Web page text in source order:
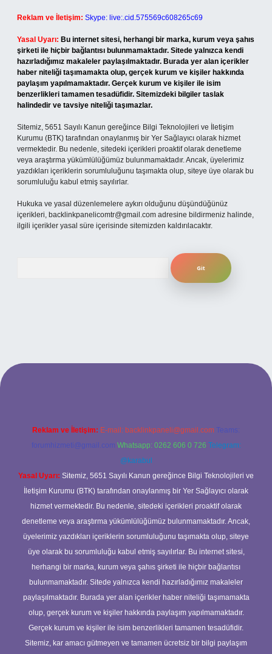
Reklam ve İletişim: Skype: live:.cid.575569c608265c69
Yasal Uyarı: Bu internet sitesi, herhangi bir marka, kurum veya şahıs
şirketi ile hiçbir bağlantısı bulunmamaktadır. Sitede yalnızca kendi
hazırladığımız makaleler paylaşılmaktadır. Burada yer alan içerikler
haber niteliği taşımamakta olup, gerçek kurum ve kişiler hakkında
paylaşım yapılmamaktadır. Gerçek kurum ve kişiler ile isim
benzerlikleri tamamen tesadüfidir. Sitemizdeki bilgiler taslak
halindedir ve tavsiye niteliği taşımazlar.
Sitemiz, 5651 Sayılı Kanun gereğince Bilgi Teknolojileri ve İletişim
Kurumu (BTK) tarafından onaylanmış bir Yer Sağlayıcı olarak hizmet
vermektedir. Bu nedenle, sitedeki içerikleri proaktif olarak denetleme
veya araştırma yükümlülüğümüz bulunmamaktadır. Ancak, üyelerimiz
yazdıkları içeriklerin sorumluluğunu taşımakta olup, siteye üye olarak bu
sorumluluğu kabul etmiş sayılırlar.
Hukuka ve yasal düzenlemelere aykırı olduğunu düşündüğünüz
içerikleri, backlinkpanelicomtr@gmail.com adresine bildirmeniz halinde,
ilgili içerikler yasal süre içerisinde sitemizden kaldırılacaktır.
yeni giriş adresi
Reklam ve İletişim: E-mail: backlinkpaneli@gmail.com Teams:
forumhizmeti@gmail.com Whatsapp: 0262 606 0 726 Telegram:
@karabul
Yasal Uyarı: Sitemiz, 5651 Sayılı Kanun gereğince Bilgi Teknolojileri ve
İletişim Kurumu (BTK) tarafından onaylanmış bir Yer Sağlayıcı olarak
hizmet vermektedir. Bu nedenle, sitedeki içerikleri proaktif olarak
denetleme veya araştırma yükümlülüğümüz bulunmamaktadır. Ancak,
üyelerimiz yazdıkları içeriklerin sorumluluğunu taşımakta olup, siteye
üye olarak bu sorumluluğu kabul etmiş sayılırlar. Bu internet sitesi,
herhangi bir marka, kurum veya şahıs şirketi ile hiçbir bağlantısı
bulunmamaktadır. Sitede yalnızca kendi hazırladığımız makaleler
paylaşılmaktadır. Burada yer alan içerikler haber niteliği taşımamakta
olup, gerçek kurum ve kişiler hakkında paylaşım yapılmamaktadır.
Gerçek kurum ve kişiler ile isim benzerlikleri tamamen tesadüfidir.
Sitemiz, kar amacı gütmeyen ve tamamen ücretsiz bir bilgi paylaşım